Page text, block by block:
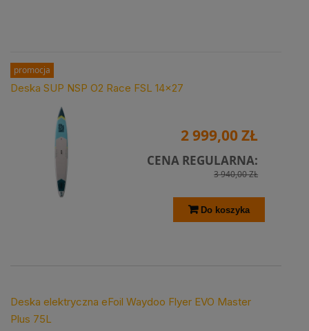
Deska SUP NSP O2 Race FSL 14x27
2 999,00 ZŁ
CENA REGULARNA:
3 940,00 ZŁ
Do koszyka
promocja
Deska elektryczna eFoil Waydoo Flyer EVO Master
Plus 75L